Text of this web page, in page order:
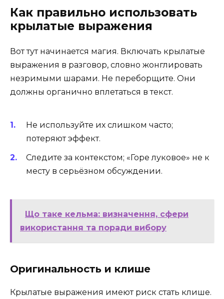
Как правильно использовать
крылатые выражения
Вот тут начинается магия. Включать крылатые
выражения в разговор, словно жонглировать
незримыми шарами. Не переборщите. Они
должны органично вплетаться в текст.
Не используйте их слишком часто;
потеряют эффект.
Следите за контекстом; «Горе луковое» не к
месту в серьёзном обсуждении.
Що таке кельма: визначення, сфери
використання та поради вибору
Оригинальность и клише
Крылатые выражения имеют риск стать клише.